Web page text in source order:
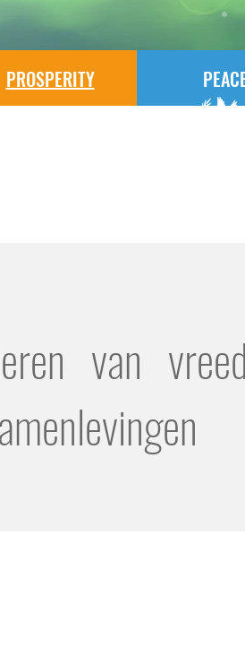
PROSPERITY
van